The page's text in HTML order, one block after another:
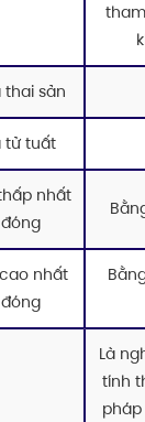
sản
tử tuất
nhất
nhất
Là
tính